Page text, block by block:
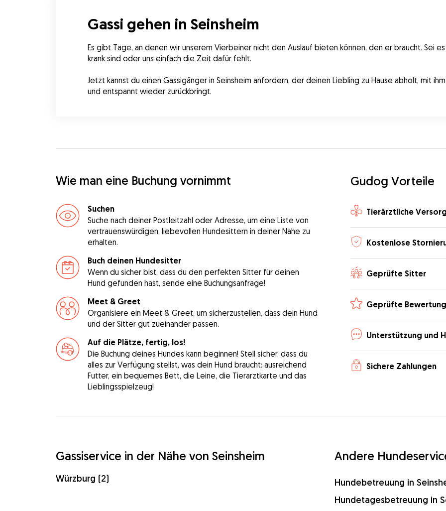
Gassi gehen in Seinsheim
Es gibt Tage, an denen wir unserem Vierbeiner nicht den Auslauf bieten können, den er braucht. Sei
krank sind oder uns einfach die Zeit dafür fehlt.
Jetzt kannst du einen Gassigänger in Seinsheim anfordern, der deinen Liebling zu Hause abholt, mit
und entspannt wieder zurückbringt.
Wie man eine Buchung vornimmt
Suchen
Suche nach deiner Postleitzahl oder Adresse, um eine Liste von
vertrauenswürdigen, liebevollen Hundesittern in deiner Nähe zu
erhalten.
Buch deinen Hundesitter
Wenn du sicher bist, dass du den perfekten Sitter für deinen
Hund gefunden hast, sende eine Buchungsanfrage!
Meet & Greet
Organisiere ein Meet & Greet, um sicherzustellen, dass dein Hund
und der Sitter gut zueinander passen.
Auf die Plätze, fertig, los!
Die Buchung deines Hundes kann beginnen! Stell sicher, dass du
alles zur Verfügung stellst, was dein Hund braucht: ausreichend
Futter, ein bequemes Bett, die Leine, die Tierarztkarte und das
Lieblingsspielzeug!
Gudog Vorteile
Tierärztliche
Kostenlose
Geprüfte Sitter
Geprüfte
Unterstützung und
Sichere Zahlungen
Gassiservice in der Nähe von Seinsheim
Würzburg (2)
Andere
Hundebetreuung in
Hundetagesbetreuung in